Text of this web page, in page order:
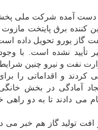
به دست آمده شرکت ملی
کننده برق پایتخت
گاز یورو تحویل داده است.
تأیید نشده است. با
نفت و نیرو چنین
کردند و اقداماتی را
آمادگی در بخش
می دادند تا به دو
افت تولید گاز هم خبر می